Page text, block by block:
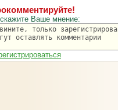
Ваше мнение: